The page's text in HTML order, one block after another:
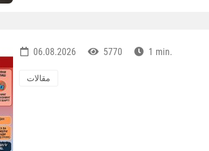
06.08.2026 5770 1 min.
مقالات